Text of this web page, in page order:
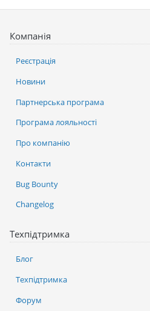
Компанія
Реєстрація
Новини
Партнерська програма
Програма лояльності
Про компанію
Контакти
Bug Bounty
Changelog
Техпідтримка
Блог
Техпідтримка
Форум